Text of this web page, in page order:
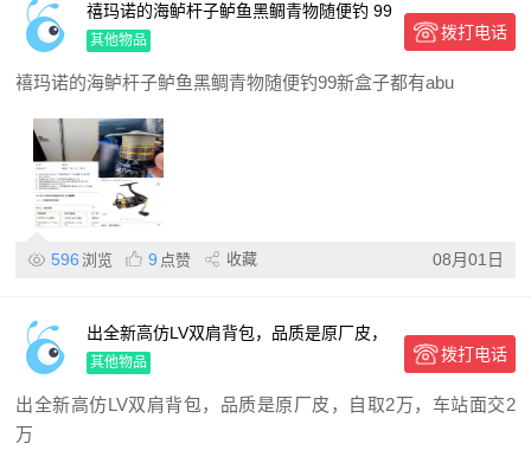
禧玛诺的海鲈杆子鲈鱼黑鲷青物随便钓 99
新 盒子都有 abu的轮子 用了半年多不是
特别新 便宜出
其他物品 拨打电话
禧玛诺的海鲈杆子鲈鱼黑鲷青物随便钓99新盒子都有abu
596 浏览 9 点赞 收藏 08月01日
出全新高仿LV双肩背包，品质是原厂皮，
自取2万，车站面交2万5（住成田）
其他物品 拨打电话
出全新高仿LV双肩背包，品质是原厂皮，自取2万，车站面交2
万